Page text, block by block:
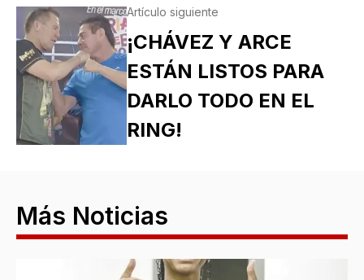
Artículo siguiente
¡CHÁVEZ Y ARCE
ESTÁN LISTOS PARA
DARLO TODO EN EL
RING!
Más Noticias